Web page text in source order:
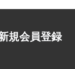
規会員登録